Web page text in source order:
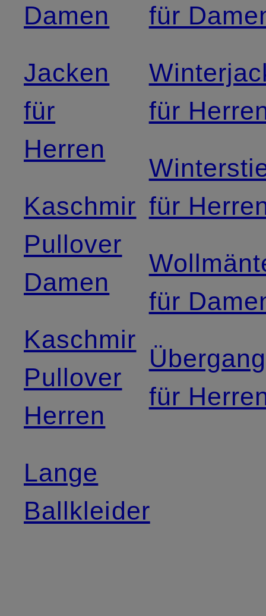
Damen
Jacken
für
Herren
Kaschmir
Pullover
Damen
Kaschmir
Pullover
Herren
Lange
Ballkleider
für
für
für
für
für